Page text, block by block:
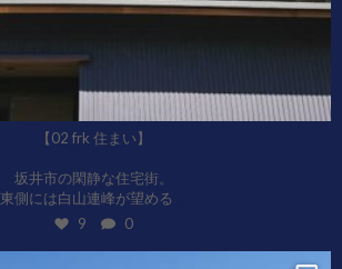
【02 frk 住まい】
坂井市の閑静な住宅街。
東側には白山連峰が望める
9 0